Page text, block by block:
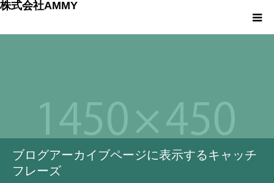
株式会社AMMY
ブログアーカイブページに表示するキャッチ
フレーズ
Menu2
Menu3